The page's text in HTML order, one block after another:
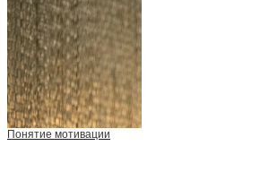
Понятие мотивации